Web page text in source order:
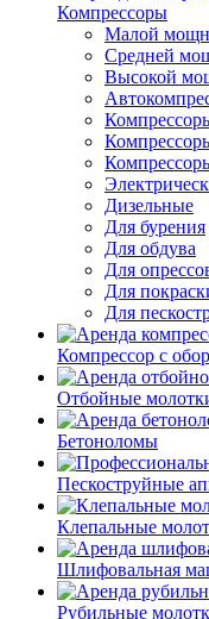
Компрессоры
Малой
Средней
Высокой
Дизельные
Для бурения
Для обдува
Для
Для
Для
Компрессор с
Отбойные
Бетоноломы
Пескоструйные
Клепальные
Шлифовальная
Рубильные